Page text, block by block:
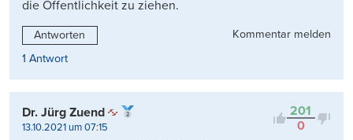
die Öffentlichkeit zu ziehen.
Antworten
Kommentar melden
1 Antwort
201
0
Dr. Jürg Zuend
13.10.2021 um 07:15